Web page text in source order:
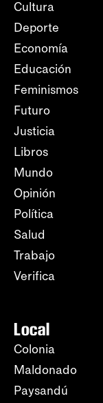
Cultura
Deporte
Economía
Educación
Feminismos
Futuro
Justicia
Libros
Mundo
Opinión
Política
Salud
Trabajo
Verifica
Local
Colonia
Maldonado
Paysandú